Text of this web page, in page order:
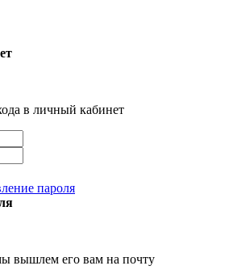
в личный кабинет
пароля
вышлем его вам на почту